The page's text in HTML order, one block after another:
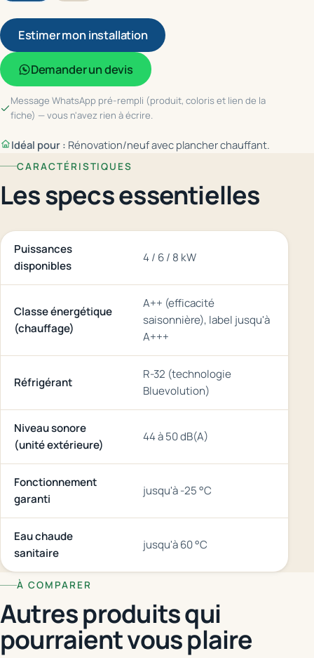
Estimer mon installation
Demander un devis
Message WhatsApp pré-rempli (produit, coloris et lien de la
fiche) — vous n'avez rien à écrire.
Idéal pour : Rénovation/neuf avec plancher chauffant.
CARACTÉRISTIQUES
Les specs essentielles
Puissances
disponibles
4 / 6 / 8 kW
Classe énergétique
(chauffage)
A++ (efficacité
saisonnière), label jusqu'à
A+++
Réfrigérant
R-32 (technologie
Bluevolution)
Niveau sonore
(unité extérieure)
44 à 50 dB(A)
Fonctionnement
garanti
jusqu'à -25 °C
Eau chaude
sanitaire
jusqu'à 60 °C
À COMPARER
Autres produits qui
pourraient vous plaire